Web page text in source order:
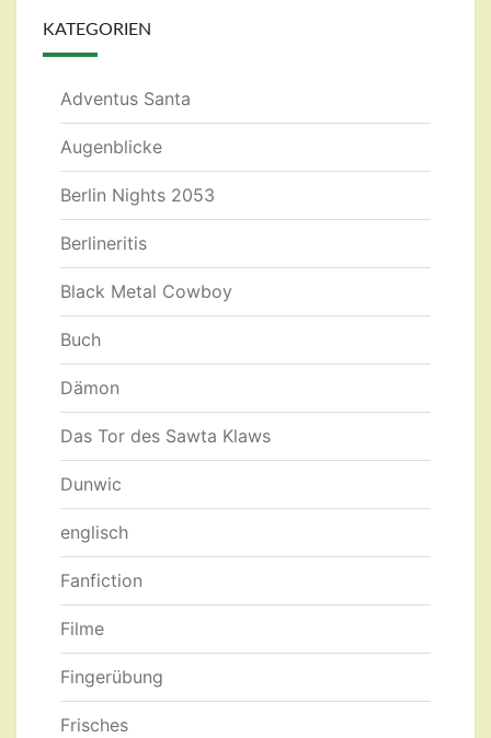
KATEGORIEN
Adventus Santa
Augenblicke
Berlin Nights 2053
Berlineritis
Black Metal Cowboy
Buch
Dämon
Das Tor des Sawta Klaws
Dunwic
englisch
Fanfiction
Filme
Fingerübung
Frisches